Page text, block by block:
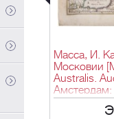
Масса, И.
Московии
Australis.
46,7×58,5